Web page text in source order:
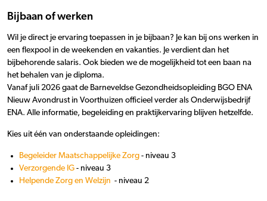
Bijbaan of werken
Wil je direct je ervaring toepassen in je bijbaan? Je kan bij ons werken in
een flexpool in de weekenden en vakanties. Je verdient dan het
bijbehorende salaris. Ook bieden we de mogelijkheid tot een baan na
het behalen van je diploma.
Vanaf juli 2026 gaat de Barneveldse Gezondheidsopleiding BGO ENA
Nieuw Avondrust in Voorthuizen officieel verder als Onderwijsbedrijf
ENA. Alle informatie, begeleiding en praktijkervaring blijven hetzelfde.
Kies uit één van onderstaande opleidingen:
Begeleider Maatschappelijke Zorg - niveau 3
Verzorgende IG - niveau 3
Helpende Zorg en Welzijn - niveau 2